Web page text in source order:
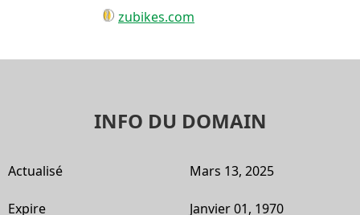
zubikes.com
INFO DU DOMAIN
Actualisé Mars 13, 2025
Expire Janvier 01, 1970